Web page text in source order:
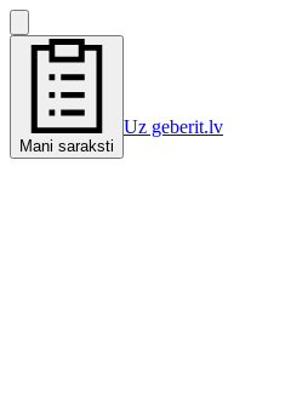
Mani saraksti
Uz geberit.lv